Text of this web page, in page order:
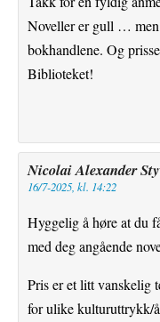
Noveller er gull …
bokhandlene. Og
Biblioteket!
Nicolai Alexander
16/7-2025, kl. 14:22
Hyggelig å høre at du
med deg angående
Pris er et litt vanskelig
for ulike kulturuttrykk/